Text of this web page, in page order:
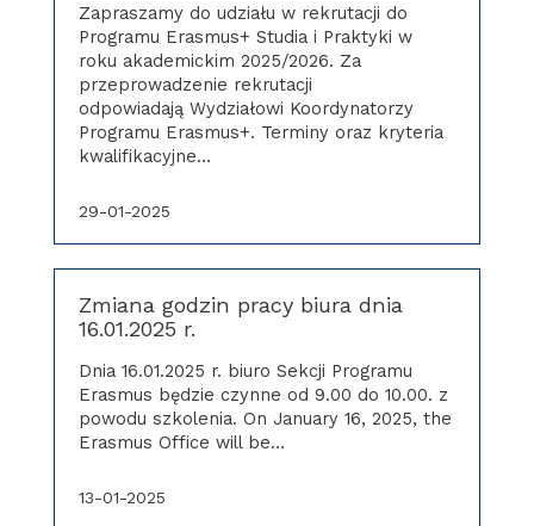
Zapraszamy do udziału w rekrutacji do
Programu Erasmus+ Studia i Praktyki w
roku akademickim 2025/2026. Za
przeprowadzenie rekrutacji
odpowiadają Wydziałowi Koordynatorzy
Programu Erasmus+. Terminy oraz kryteria
kwalifikacyjne…
29-01-2025
Zmiana godzin pracy biura dnia
16.01.2025 r.
Dnia 16.01.2025 r. biuro Sekcji Programu
Erasmus będzie czynne od 9.00 do 10.00. z
powodu szkolenia. On January 16, 2025, the
Erasmus Office will be…
13-01-2025